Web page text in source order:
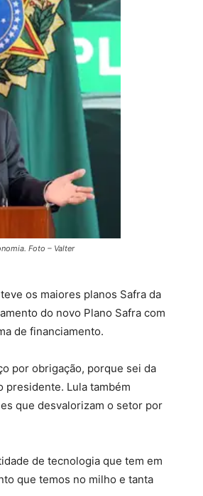
Foto – Valter
os maiores planos Safra da
do novo Plano Safra com
de financiamento.
por obrigação, porque sei da
presidente. Lula também
que desvalorizam o setor por
de tecnologia que tem em
que temos no milho e tanta